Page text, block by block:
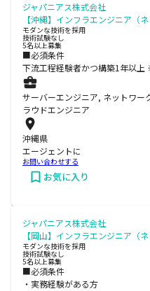
ジャパニアス株式会社
【沖縄】インフラエンジニア（
モダンな技術を採用
技術試験なし
5名以上募集
■必須条件
下流工程経験者かつ構築1年以
サーバーエンジニア, ネットワー
ラウドエンジニア
沖縄県
エージェントに
お問い合わせする
お気に入り
ジャパニアス株式会社
【岡山】インフラエンジニア（ネ
モダンな技術を採用
技術試験なし
5名以上募集
■必須条件
・実務経験がある方